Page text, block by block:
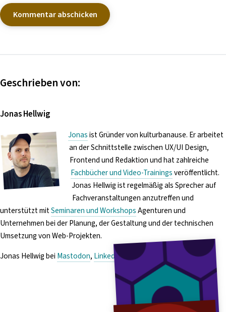
Geschrieben von:
Jonas Hellwig
Jonasist Gründer von kulturbanause. Er arbeitet
an der Schnittstelle zwischen UX/UI Design,
Frontend und Redaktion und hat zahlreiche
Fachbücher und Video-Trainingsveröffentlicht.
Jonas Hellwig ist regelmäßig als Sprecher auf
Fachveranstaltungen anzutreffen und
unterstützt mitSeminaren und WorkshopsAgenturen und
Unternehmen bei der Planung, der Gestaltung und der technischen
Umsetzung von Web-Projekten.
Jonas Hellwig bei Mastodon, LinkedIn, Xingund